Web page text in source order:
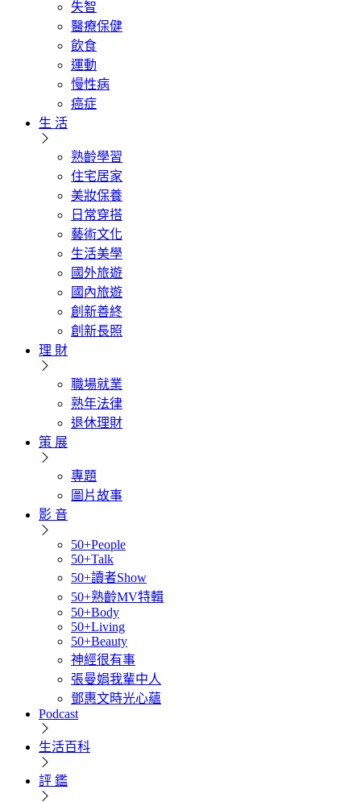
失智
醫療保健
飲食
運動
慢性病
癌症
生 活
熟齡學習
住宅居家
美妝保養
日常穿搭
藝術文化
生活美學
國外旅遊
國內旅遊
創新善終
創新長照
理 財
職場就業
熟年法律
退休理財
策 展
專題
圖片故事
影 音
50+People
50+Talk
50+讀者Show
50+熟齡MV特輯
50+Body
50+Living
50+Beauty
神經很有事
張曼娟我輩中人
鄧惠文時光心蘊
Podcast
生活百科
評 鑑